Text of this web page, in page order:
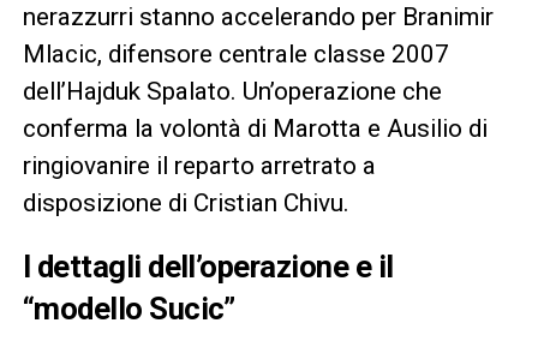
nerazzurri stanno accelerando per Branimir
Mlacic, difensore centrale classe 2007
dell’Hajduk Spalato. Un’operazione che
conferma la volontà di Marotta e Ausilio di
ringiovanire il reparto arretrato a
disposizione di Cristian Chivu.
I dettagli dell’operazione e il
“modello Sucic”